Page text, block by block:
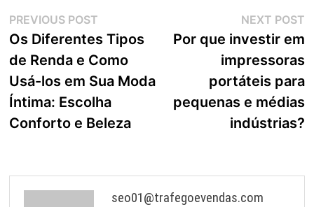
Navegação
de
Post
PREVIOUS POSTPrevious
post:
Os Diferentes Tipos
de Renda e Como
Usá-los em Sua Moda
Íntima: Escolha
Conforto e Beleza
NEXT POST
Por que investir em
impressoras
portáteis para
pequenas e médias
indústrias?
seo01@trafegoevendas.com